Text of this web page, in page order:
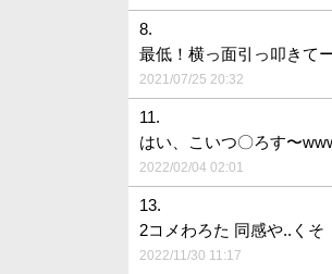
8.
最低！横っ面引っ叩き
2021/07/25 20:32
11.
はい、こいつ〇ろす〜
2022/02/04 02:01
13.
2コメわろた 同感や..くそ
2022/11/30 11:17